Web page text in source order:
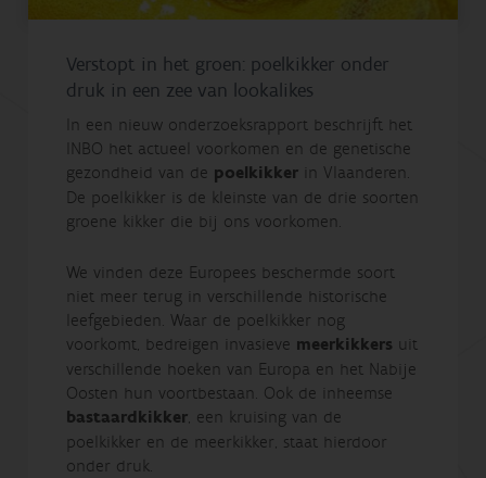
Verstopt in het groen: poelkikker onder
druk in een zee van lookalikes
In een nieuw onderzoeksrapport beschrijft het
INBO het actueel voorkomen en de genetische
gezondheid van de poelkikker in Vlaanderen.
De poelkikker is de kleinste van de drie soorten
groene kikker die bij ons voorkomen.
We vinden deze Europees beschermde soort
niet meer terug in verschillende historische
leefgebieden. Waar de poelkikker nog
voorkomt, bedreigen invasieve meerkikkers uit
verschillende hoeken van Europa en het Nabije
Oosten hun voortbestaan. Ook de inheemse
bastaardkikker, een kruising van de
poelkikker en de meerkikker, staat hierdoor
onder druk.